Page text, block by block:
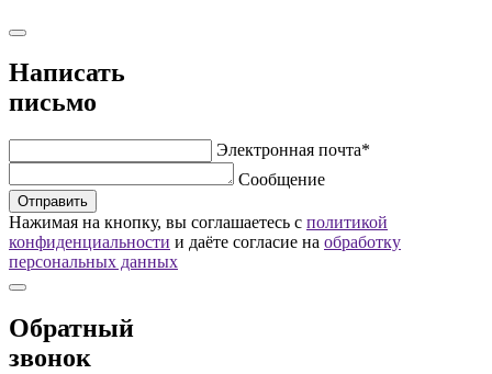
Написать
письмо
Электронная почта*
Сообщение
Отправить
Нажимая на кнопку, вы соглашаетесь с политикой
конфиденциальности и даёте согласие на обработку
персональных данных
Обратный
звонок